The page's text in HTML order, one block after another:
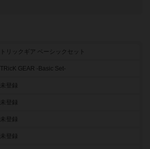
トリックギア ベーシックセット
TRicK GEAR -Basic Set-
未登録
未登録
未登録
未登録